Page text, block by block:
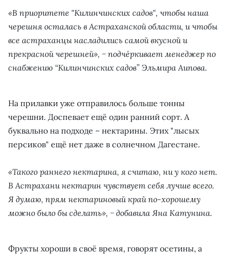
«В приоритете "Килинчинских садов", чтобы наша
черешня осталась в Астраханской области, и чтобы
все астраханцы насладились самой вкусной и
прекрасной черешней», − подчёркивает менеджер по
снабжению “Килинчинских садов” Эльмира Аипова.
На прилавки уже отправилось больше тонны
черешни. Доспевает ещё один ранний сорт. А
буквально на подходе – нектарины. Этих "лысых
персиков" ещё нет даже в солнечном Дагестане.
«Такого раннего нектарина, я считаю, ни у кого нет.
В Астрахани нектарин чувствует себя лучше всего.
Я думаю, прям нектариновый край по-хорошему
можно было бы сделать», − добавила Яна Катунина.
Фрукты хороши в своё время, говорят осетины, а